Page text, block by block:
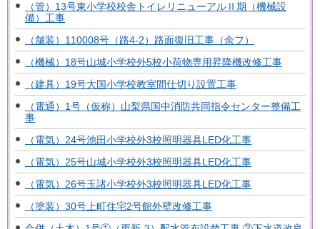
（管）13号東小学校校舎トイレリニューアルⅡ期（機械設
備）工事
（舗装）110008号（路4-2）路面復旧工事（余フ）
（機械）18号山城小学校外5校小荷物専用昇降機改修工事
（建具）19号大国小学校教室間仕切り設置工事
（電通）1号（仮称）山梨県国中消防共同指令センター整備工
事
（電気）24号池田小学校外3校照明器具LED化工事
（電気）25号山城小学校外3校照明器具LED化工事
（電気）26号玉諸小学校外3校照明器具LED化工事
（塗装）30号上町住宅2号館外壁改修工事